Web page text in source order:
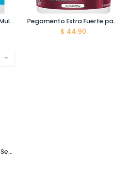
Pegamento Crazy Glue Multipropósito Permatex - 2gr Pegamento Extra Fuerte para Pisos - 1 Galón - Blanco
$ 44.90
Pegamento High Tack - Seal It 360 - Tubo 290 ml